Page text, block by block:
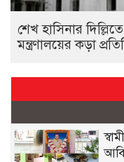
শেখ হাসিনার
মন্ত্রণালয়ের কড়া